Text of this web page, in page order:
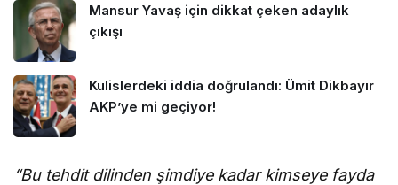
Mansur Yavaş için dikkat çeken adaylık
çıkışı
Kulislerdeki iddia doğrulandı: Ümit Dikbayır
AKP’ye mi geçiyor!
“Bu tehdit dilinden şimdiye kadar kimseye fayda